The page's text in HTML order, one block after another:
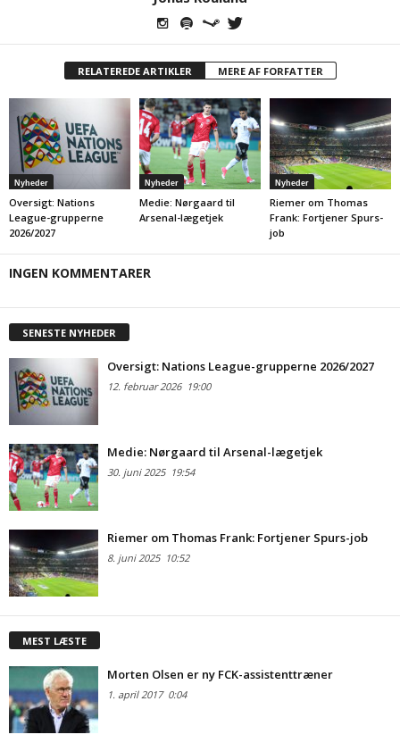
RELATEREDE ARTIKLER MERE AF FORFATTER
Nyheder
Oversigt: Nations
League-grupperne
2026/2027
Nyheder
Medie: Nørgaard til
Arsenal-lægetjek
Nyheder
Riemer om Thomas
Frank: Fortjener Spurs-
job
INGEN KOMMENTARER
SENESTE NYHEDER
Oversigt: Nations League-grupperne 2026/2027
12. februar 202619:00
Medie: Nørgaard til Arsenal-lægetjek
30. juni 202519:54
Riemer om Thomas Frank: Fortjener Spurs-job
8. juni 202510:52
MEST LÆSTE
Morten Olsen er ny FCK-assistenttræner
1. april 20170:04